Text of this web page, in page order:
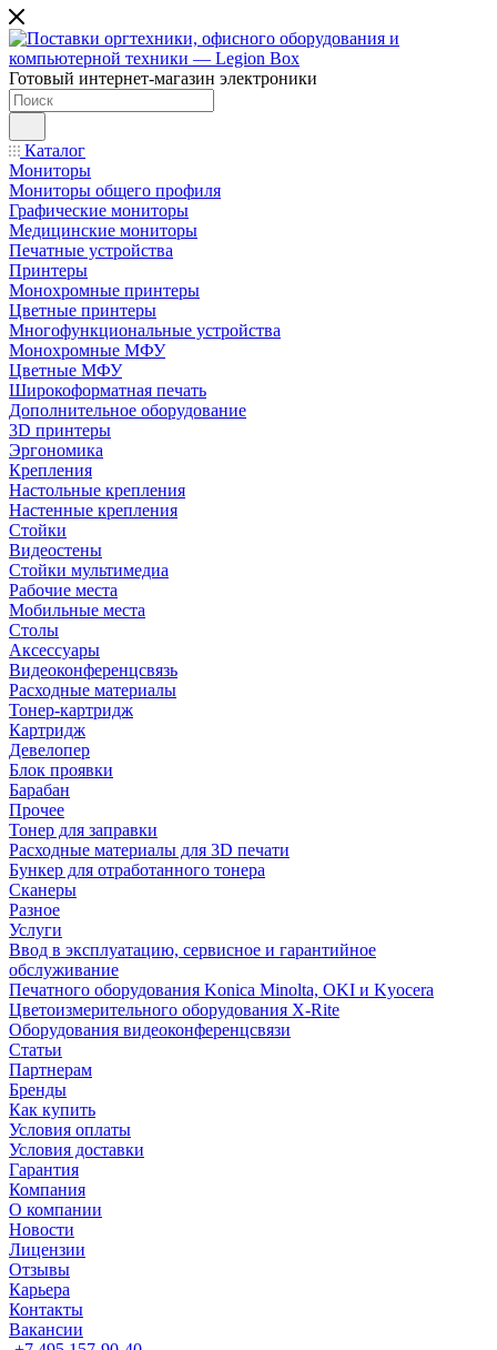
Готовый интернет-магазин электроники
Каталог
Мониторы
Мониторы общего профиля
Графические мониторы
Медицинские мониторы
Печатные устройства
Принтеры
Моноxромныe принтеры
Цвeтныe принтеры
Многофункциональные устройства
Монохромные МФУ
Цветные МФУ
Широкоформатная печать
Дополнительное оборудование
3D принтеры
Эргономика
Крепления
Настольные крепления
Настенные крепления
Стойки
Видеостены
Стойки мультимедиа
Рабочие места
Мобильные места
Столы
Аксессуары
Видеоконференцсвязь
Расходные материалы
Тонер-картридж
Картридж
Девелопер
Блок проявки
Барабан
Прочее
Тонер для заправки
Расходные материалы для 3D печати
Бункер для отработанного тонера
Сканеры
Разное
Услуги
Ввод в эксплуатацию, сервисное и гарантийное
обслуживание
Печатного оборудования Konica Minolta, OKI и Kyocera
Цветоизмерительного оборудования X-Rite
Оборудования видеоконференцсвязи
Статьи
Партнерам
Бренды
Как купить
Условия оплаты
Условия доставки
Гарантия
Компания
О компании
Новости
Лицензии
Отзывы
Карьера
Контакты
Вакансии